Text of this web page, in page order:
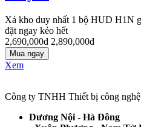
Xả kho duy nhất 1 bộ HUD H1N
đặt ngay kẻo hết
2,690,000đ 2,890,000đ
Mua ngay
Xem
Công ty TNHH Thiết bị công
Dương Nội - Hà Đông